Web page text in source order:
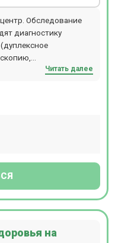
Обследование
диагностику
ЭФГДС,
GE Brivo CT385.
и без
Читать далее
на